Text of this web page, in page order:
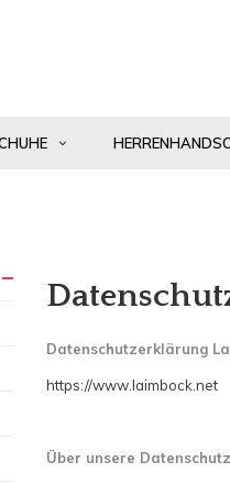
Datenschutzerklärung
https://www.laimbock.net
Über unsere